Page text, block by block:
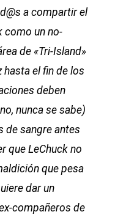
a compartir el
como un no-
de «Tri-Island»
hasta el fin de los
deben
nunca se sabe)
de sangre antes
que LeChuck no
que pesa
dar un
compañeros de